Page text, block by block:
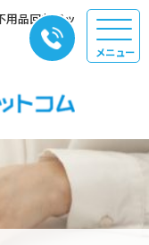
用品回収ドッ